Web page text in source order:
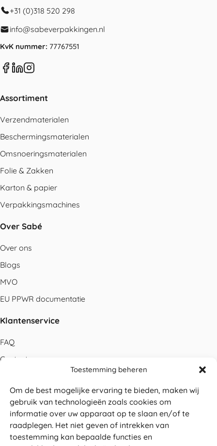
Toestemming beheren
Om de best mogelijke ervaring te bieden, maken wij
gebruik van technologieën zoals cookies om
informatie over uw apparaat op te slaan en/of te
raadplegen. Het niet geven of intrekken van
toestemming kan bepaalde functies en
+31 (0)318 520 298
info@sabeverpakkingen.nl
KvK nummer: 77767551
Assortiment
Verzendmaterialen
Beschermingsmaterialen
Omsnoeringsmaterialen
Folie & Zakken
Karton & papier
Verpakkingsmachines
Over Sabé
Over ons
Blogs
MVO
EU PPWR documentatie
Klantenservice
FAQ
Contact
Betalen
Levering
Retouren